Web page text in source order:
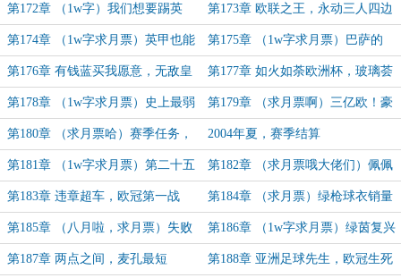
纳？欧联更比欧冠强！ 这踏马叫帝企鹅！
第172章 （1w字）我们想要踢英
超，莫拉蒂必须拿欧联
第173章 欧联之王，永动三人四边
形战术
第174章 （1w字求月票）英甲也能
五冠王，捧杯还得看陆皇
第175章 （1w字求月票）巴萨的
翼，皇马的腰，以旧换新，沙俄的刀
第176章 有钱蓝买我愿意，无敌皇
马，香槟王子，结仇莫吉
第177章 如火如荼欧洲杯，玻璃荟
萃英格兰
第178章 （1w字求月票）史上最弱
欧洲杯，请叫我们英格绿
第179章 （求月票啊）三亿欧！豪
门路径开启
第180章 （求月票哈）赛季任务，
请叫我沙皇和不再上头
2004年夏，赛季结算
第181章 （1w字求月票）第二十五
冠！欧冠死亡分组
第182章 （求月票哦大佬们）佩佩
跟着巴哥混，开天辟地七冠王
第183章 违章超车，欧冠第一战 第184章 （求月票）绿枪球衣销量
王，枪萨大战惨断腿
第185章 （八月啦，求月票）失败
成就不败，阿森绿四十九场不败记录
第186章 （1w字求月票）绿茵复兴
号，血虐阿森纳天才少年班
第187章 两点之间，麦孔最短 第188章 亚洲足球先生，欧冠生死